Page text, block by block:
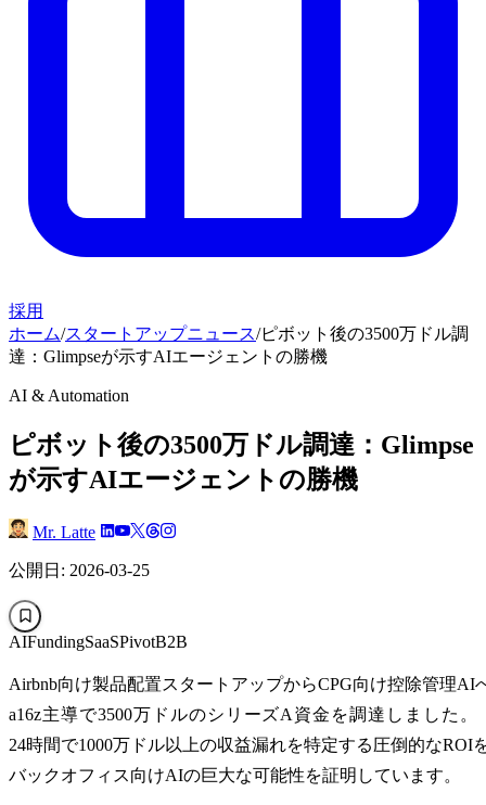
採用
ホーム/スタートアップニュース/ピボット後の3500万ドル調
達：Glimpseが示すAIエージェントの勝機
AI & Automation
ピボット後の3500万ドル調達：Glimpse
が示すAIエージェントの勝機
Mr. Latte
公開日: 2026-03-25
AIFundingSaaSPivotB2B
Airbnb向け製品配置スタートアップからCPG向け控除管理AI
a16z主導で3500万ドルのシリーズA資金を調達しました。
24時間で1000万ドル以上の収益漏れを特定する圧倒的なROI
バックオフィス向けAIの巨大な可能性を証明しています。